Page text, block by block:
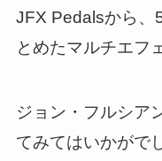
JFX Pedalsから、
とめたマルチエフ
ジョン・フルシア
てみてはいかがで